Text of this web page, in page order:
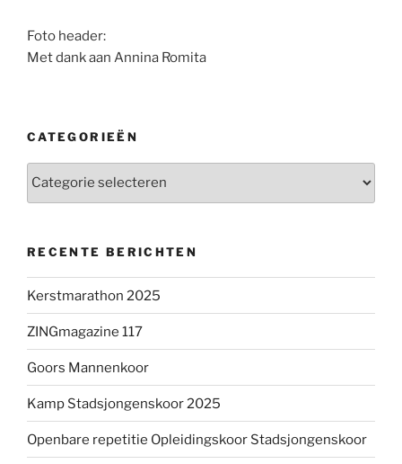
Foto header:
Met dank aan Annina Romita
CATEGORIEËN
Categorieën
RECENTE BERICHTEN
Kerstmarathon 2025
ZINGmagazine 117
Goors Mannenkoor
Kamp Stadsjongenskoor 2025
Openbare repetitie Opleidingskoor Stadsjongenskoor